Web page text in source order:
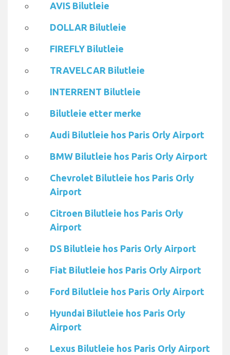
AVIS Bilutleie
DOLLAR Bilutleie
FIREFLY Bilutleie
TRAVELCAR Bilutleie
INTERRENT Bilutleie
Bilutleie etter merke
Audi Bilutleie hos Paris Orly Airport
BMW Bilutleie hos Paris Orly Airport
Chevrolet Bilutleie hos Paris Orly
Airport
Citroen Bilutleie hos Paris Orly
Airport
DS Bilutleie hos Paris Orly Airport
Fiat Bilutleie hos Paris Orly Airport
Ford Bilutleie hos Paris Orly Airport
Hyundai Bilutleie hos Paris Orly
Airport
Lexus Bilutleie hos Paris Orly Airport